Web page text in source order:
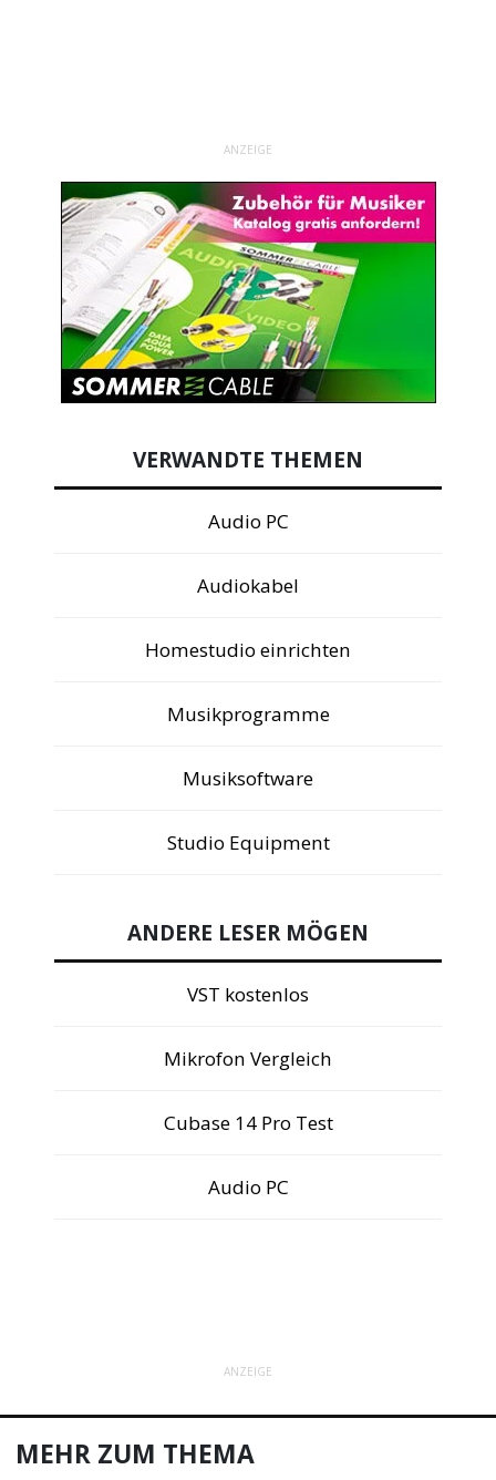
ANZEIGE
VERWANDTE THEMEN
Audio PC
Audiokabel
Homestudio einrichten
Musikprogramme
Musiksoftware
Studio Equipment
ANDERE LESER MÖGEN
VST kostenlos
Mikrofon Vergleich
Cubase 14 Pro Test
Audio PC
ANZEIGE
MEHR ZUM THEMA